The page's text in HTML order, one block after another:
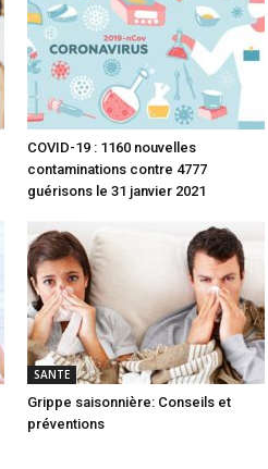
COVID-19 : 1160 nouvelles
contaminations contre 4777
guérisons le 31 janvier 2021
SANTE
Grippe saisonnière: Conseils et
préventions